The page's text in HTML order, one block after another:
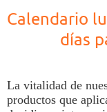
Calendario
días
La vitalidad de
productos que